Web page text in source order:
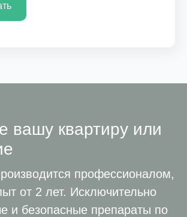
вашу квартиру или
профессионалом,
от 2 лет. Исключительно
и безопасные препараты по